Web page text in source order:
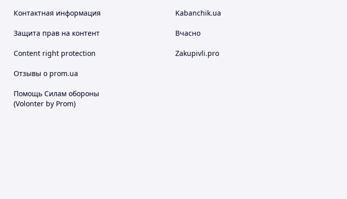
Контактная информация
Защита прав на контент
Content right protection
Отзывы о prom.ua
Помощь Силам обороны
(Volonter by Prom)
Kabanchik.ua
Вчасно
Zakupivli.pro